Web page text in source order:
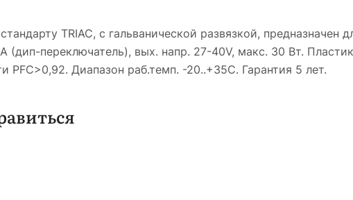
TRIAC, с гальванической развязкой, предназначен
(дип-переключатель), вых. напр. 27-40V, макс. 30 Вт.
PFC>0,92. Диапазон раб.темп. -20..+35С. Гарантия 5 лет.